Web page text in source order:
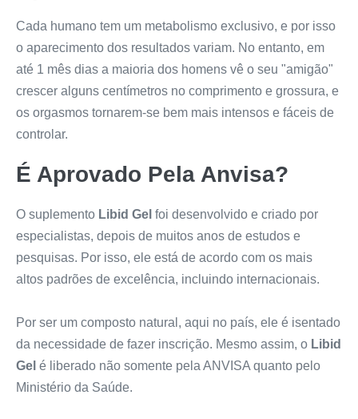
Cada humano tem um metabolismo exclusivo, e por isso
o aparecimento dos resultados variam. No entanto, em
até 1 mês dias a maioria dos homens vê o seu "amigão"
crescer alguns centímetros no comprimento e grossura, e
os orgasmos tornarem-se bem mais intensos e fáceis de
controlar.
É Aprovado Pela Anvisa?
O suplemento Libid Gel foi desenvolvido e criado por
especialistas, depois de muitos anos de estudos e
pesquisas. Por isso, ele está de acordo com os mais
altos padrões de excelência, incluindo internacionais.
Por ser um composto natural, aqui no país, ele é isentado
da necessidade de fazer inscrição. Mesmo assim, o Libid
Gel é liberado não somente pela ANVISA quanto pelo
Ministério da Saúde.